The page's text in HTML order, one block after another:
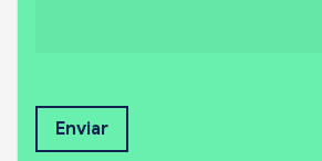
Enviar